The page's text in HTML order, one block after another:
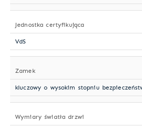
Jednostka certyfikująca
VdS
Zamek
kluczowy o wysokim stopniu
Wymiary światła drzwi